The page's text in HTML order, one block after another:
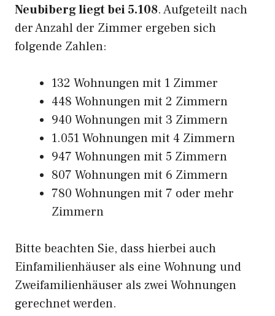
Neubiberg liegt bei 5.108. Aufgeteilt nach
der Anzahl der Zimmer ergeben sich
folgende Zahlen:
132 Wohnungen mit 1 Zimmer
448 Wohnungen mit 2 Zimmern
940 Wohnungen mit 3 Zimmern
1.051 Wohnungen mit 4 Zimmern
947 Wohnungen mit 5 Zimmern
807 Wohnungen mit 6 Zimmern
780 Wohnungen mit 7 oder mehr
Zimmern
Bitte beachten Sie, dass hierbei auch
Einfamilienhäuser als eine Wohnung und
Zweifamilienhäuser als zwei Wohnungen
gerechnet werden.